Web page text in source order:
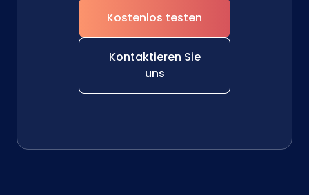
Kostenlos testen
Kontaktieren Sie
uns